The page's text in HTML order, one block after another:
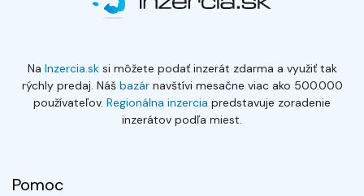
Na Inzercia.sksi môžete podať inzerát zdarma a využiť tak
rýchly predaj. Náš bazárnavštívi mesačne viac ako 500.000
používateľov. Regionálna inzercia predstavuje zoradenie
inzerátov podľa miest.
Pomoc